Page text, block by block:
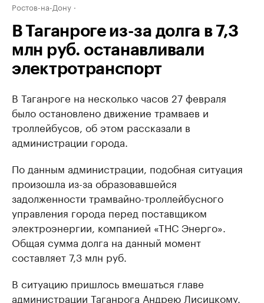
Ростов-на-Дону
В Таганроге из-за долга в 7,3
млн руб. останавливали
электротранспорт
В Таганроге на несколько часов 27 февраля
было остановлено движение трамваев и
троллейбусов, об этом рассказали в
администрации города.
По данным администрации, подобная ситуация
произошла из-за образовавшейся
задолженности трамвайно-троллейбусного
управления города перед поставщиком
электроэнергии, компанией «ТНС Энерго».
Общая сумма долга на данный момент
составляет 7,3 млн руб.
В ситуацию пришлось вмешаться главе
администрации Таганрога Андрею Лисицкому.